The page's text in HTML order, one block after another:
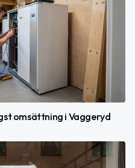
omsättning i Vaggeryd